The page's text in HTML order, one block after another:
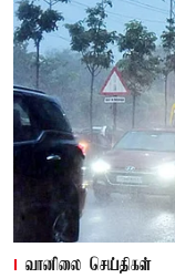
வானிலை செய்திகள்